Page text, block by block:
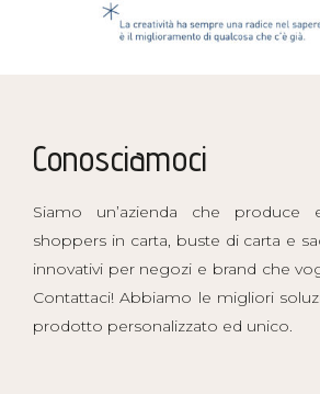
Conosciamoci
Siamo un’azienda che produce
shoppers in carta, buste di carta e
innovativi per negozi e brand che
Contattaci! Abbiamo le migliori
prodotto personalizzato ed unico.